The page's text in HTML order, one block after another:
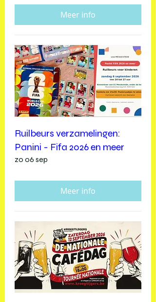
Meer info
Ruilbeurs verzamelingen:
Panini - Fifa 2026 en meer
zo 06 sep
Meer info